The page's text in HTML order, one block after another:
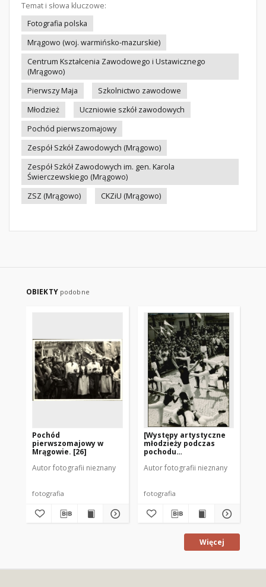
Temat i słowa kluczowe:
Fotografia polska
Mrągowo (woj. warmińsko-mazurskie)
Centrum Kształcenia Zawodowego i Ustawicznego
(Mrągowo)
Pierwszy Maja
Szkolnictwo zawodowe
Młodzież
Uczniowie szkół zawodowych
Pochód pierwszomajowy
Zespół Szkół Zawodowych (Mrągowo)
Zespół Szkół Zawodowych im. gen. Karola
Świerczewskiego (Mrągowo)
ZSZ (Mrągowo)
CKZiU (Mrągowo)
OBIEKTY podobne
Pochód
pierwszomajowy w
Mrągowie. [26]
Autor fotografii nieznany
fotografia
[Występy artystyczne
młodzieży podczas
pochodu
Autor fotografii nieznany
fotografia
Więcej